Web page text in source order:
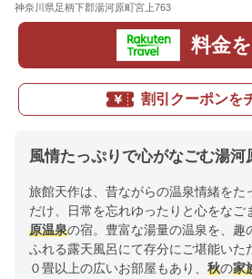
神奈川県足柄下郡湯河原町宮上763
料金
割引クーポンを
風情たっぷりで心がなごむ湯河
旅館天作は、昔ながらの温泉情緒をた
だけ、日常を忘れゆったりと心をなご
原温泉の宿。豊富な湯量の温泉を、趣
ふれる露天風呂にて存分にご堪能いた
０畳以上の広いお部屋もあり、 秋の家